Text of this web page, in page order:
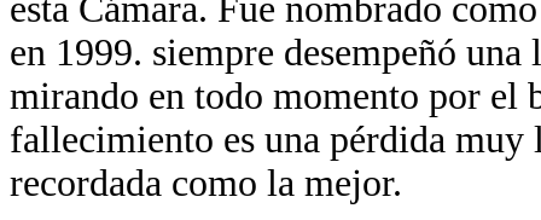
esta Cámara. Fue nombrado
en 1999. siempre desempeñó
mirando en todo momento por el
fallecimiento es una pérdida muy
recordada como la mejor.